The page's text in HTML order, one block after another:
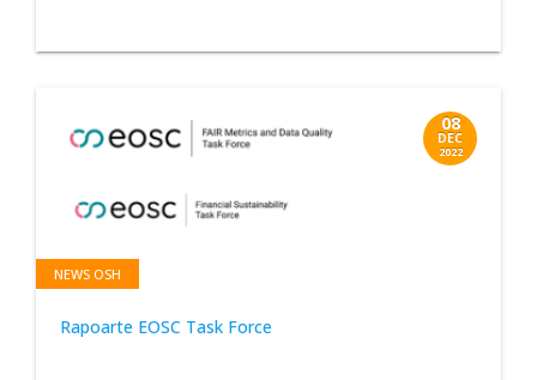
08
DEC
2022
NEWS OSH
Rapoarte EOSC Task Force